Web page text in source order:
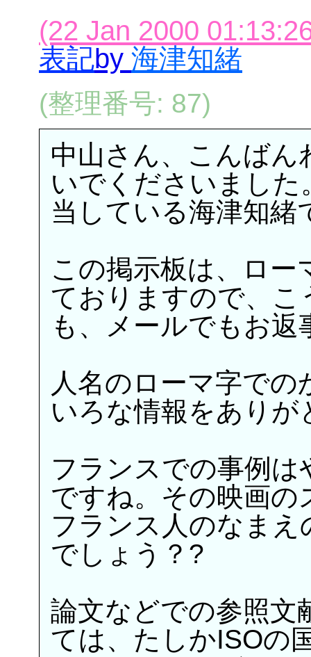
(22 Jan 2000
表記by 海津知緒
(整理番号: 87)
中山さん、こんばん
いでくださいました
当している海津知緒
この掲示板は、ロー
ておりますので、こ
も、メールでもお
人名のローマ字で
いろな情報をあり
フランスでの事例
ですね。その映画
フランス人のなま
でしょう？?
論文などでの参照文
ては、たしかISOの